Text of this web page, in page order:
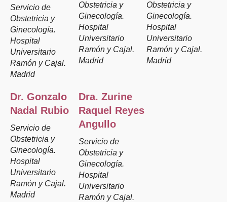
Servicio de
Obstetricia y
Ginecología.
Hospital
Universitario
Ramón y Cajal.
Madrid
Obstetricia y
Ginecología.
Hospital
Universitario
Ramón y Cajal.
Madrid
Obstetricia y
Ginecología.
Hospital
Universitario
Ramón y Cajal.
Madrid
Dr. Gonzalo
Nadal Rubio
Servicio de
Obstetricia y
Ginecología.
Hospital
Universitario
Ramón y Cajal.
Madrid
Dra. Zurine
Raquel Reyes
Angullo
Servicio de
Obstetricia y
Ginecología.
Hospital
Universitario
Ramón y Cajal.